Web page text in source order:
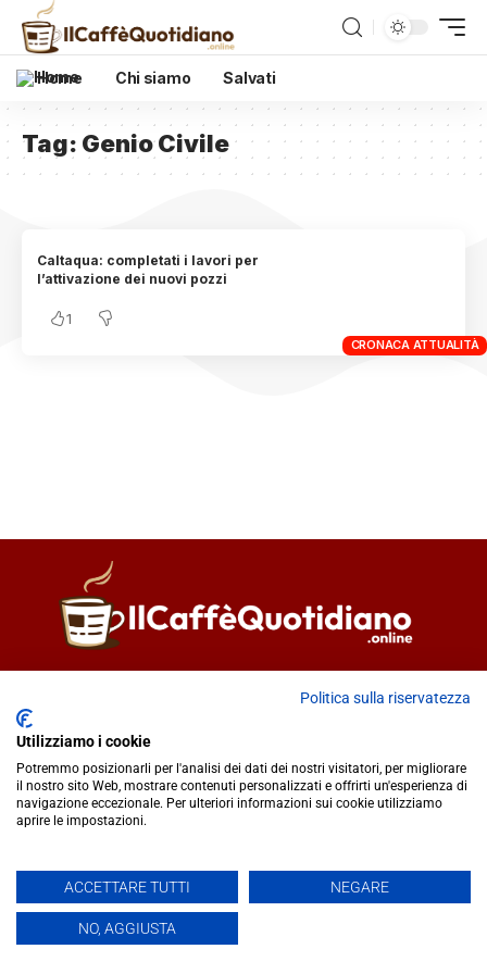
Home Chi siamo Salvati
Tag: Genio Civile
CRONACA ATTUALITÀ
Caltaqua: completati i lavori per
l’attivazione dei nuovi pozzi
1
redazione@ilcaffequotidiano.online
C.F. 92076900858
Chi siamo
Privacy & Cookie Policy
IlCaffèQuotidiano.online è una testata giornalistica registrata
presso il Tribunale di Caltanissetta n.02/2024 del 17/07/2024 |
Realizzato da
Politica sulla riservatezza
Utilizziamo i cookie
Potremmo posizionarli per l'analisi dei dati dei nostri visitatori, per migliorare
il nostro sito Web, mostrare contenuti personalizzati e offrirti un'esperienza di
navigazione eccezionale. Per ulteriori informazioni sui cookie utilizziamo
aprire le impostazioni.
ACCETTARE TUTTI NEGARE
NO, AGGIUSTA